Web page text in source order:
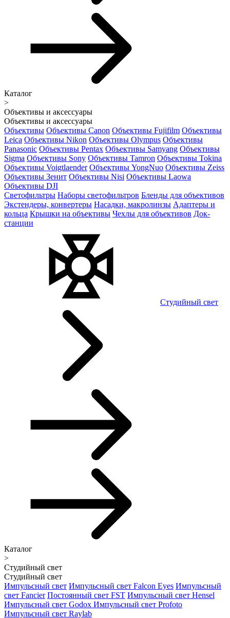
Каталог
>
Объективы и аксессуары
Объективы и аксессуары
Объективы Объективы Canon Объективы Fujifilm Объективы
Leica Объективы Nikon Объективы Olympus Объективы
Panasonic Объективы Pentax Объективы Samyang Объективы
Sigma Объективы Sony Объективы Tamron Объективы Tokina
Объективы Voigtlaender Объективы YongNuo Объективы Zeiss
Объективы Зенит Объективы Nisi Объективы Laowa
Объективы DJI
Светофильтры Наборы светофильтров Бленды для объективов
Экстендеры, конвертеры Насадки, макролинзы Адаптеры и
кольца Крышки на объективы Чехлы для объективов Док-
станции
Студийный свет
Каталог
>
Студийный свет
Студийный свет
Импульсный свет Импульсный свет Falcon Eyes Импульсный
свет Fancier Постоянный свет FST Импульсный свет Hensel
Импульсный свет Godox Импульсный свет Profoto
Импульсный свет Raylab